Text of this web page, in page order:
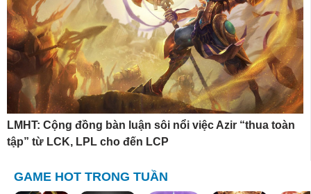
LMHT: Cộng đồng bàn luận sôi nổi việc Azir “thua toàn
tập” từ LCK, LPL cho đến LCP
GAME HOT TRONG TUẦN